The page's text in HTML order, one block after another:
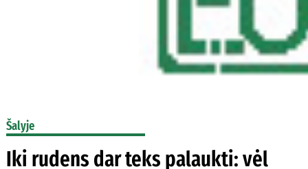
Šalyje
Iki rudens dar teks palaukti: vėl